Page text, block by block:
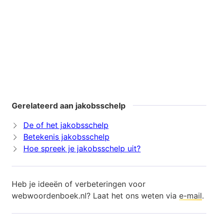
Gerelateerd aan jakobsschelp
De of het jakobsschelp
Betekenis jakobsschelp
Hoe spreek je jakobsschelp uit?
Heb je ideeën of verbeteringen voor
webwoordenboek.nl? Laat het ons weten via e-mail.